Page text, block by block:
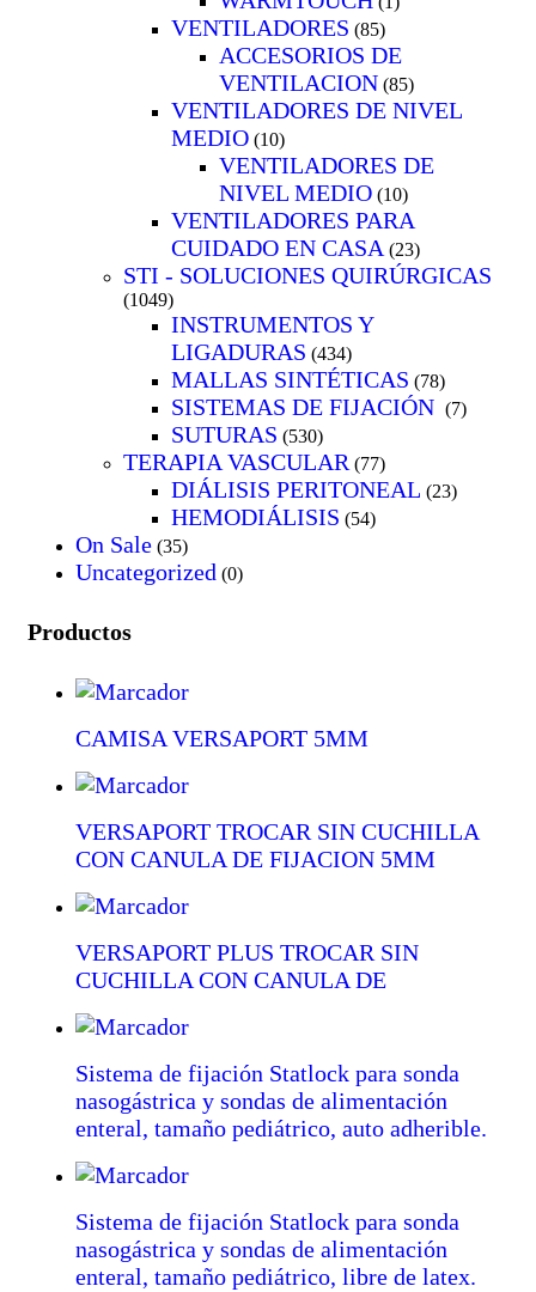
VENTILADORES (85)
ACCESORIOS DE
VENTILACION (85)
VENTILADORES DE NIVEL
MEDIO (10)
VENTILADORES DE
NIVEL MEDIO (10)
VENTILADORES PARA
CUIDADO EN CASA (23)
STI - SOLUCIONES QUIRÚRGICAS
(1049)
INSTRUMENTOS Y
LIGADURAS (434)
MALLAS SINTÉTICAS (78)
SISTEMAS DE FIJACIÓN (7)
SUTURAS (530)
TERAPIA VASCULAR (77)
DIÁLISIS PERITONEAL (23)
HEMODIÁLISIS (54)
On Sale (35)
Uncategorized (0)
Productos
CAMISA VERSAPORT 5MM
VERSAPORT TROCAR SIN CUCHILLA
CON CANULA DE FIJACION 5MM
VERSAPORT PLUS TROCAR SIN
CUCHILLA CON CANULA DE
Sistema de fijación Statlock para sonda
nasogástrica y sondas de alimentación
enteral, tamaño pediátrico, auto adherible.
Sistema de fijación Statlock para sonda
nasogástrica y sondas de alimentación
enteral, tamaño pediátrico, libre de latex.